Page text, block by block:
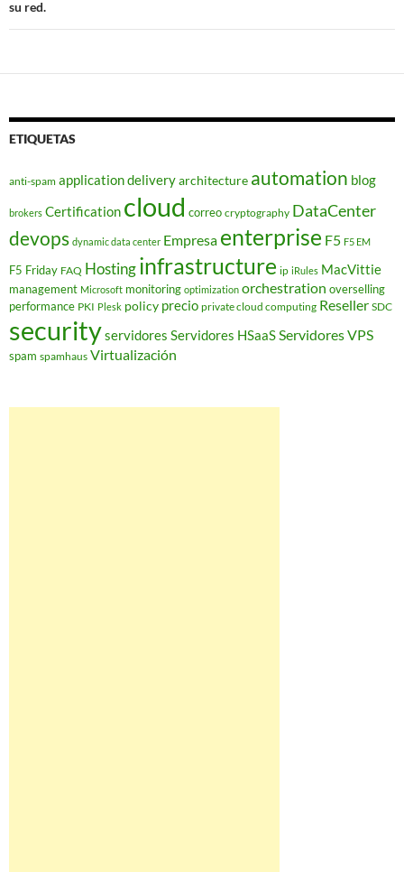
su red.
ETIQUETAS
anti-spam application deliveryarchitecture automation blog
brokers Certification cloud correo cryptography DataCenter
devops dynamic data center Empresa enterprise F5 F5 EM
F5 Friday FAQ Hostinginfrastructure ip iRules MacVittie
management Microsoft monitoring optimization orchestration overselling
performance PKI Plesk policy precio private cloud computing Reseller SDC
securityservidores Servidores HSaaSServidores VPS
spam spamhaus Virtualización